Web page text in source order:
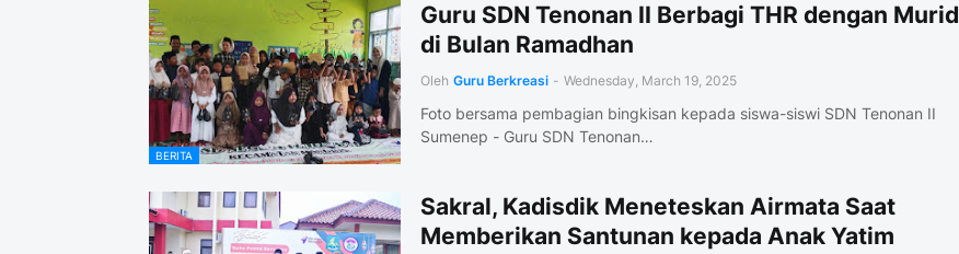
BERITA
Guru SDN Tenonan II Berbagi THR dengan Murid
di Bulan Ramadhan
Oleh Guru Berkreasi - Wednesday, March 19, 2025
Foto bersama pembagian bingkisan kepada siswa-siswi SDN Tenonan II
Sumenep - Guru SDN Tenonan…
Sakral, Kadisdik Meneteskan Airmata Saat
Memberikan Santunan kepada Anak Yatim